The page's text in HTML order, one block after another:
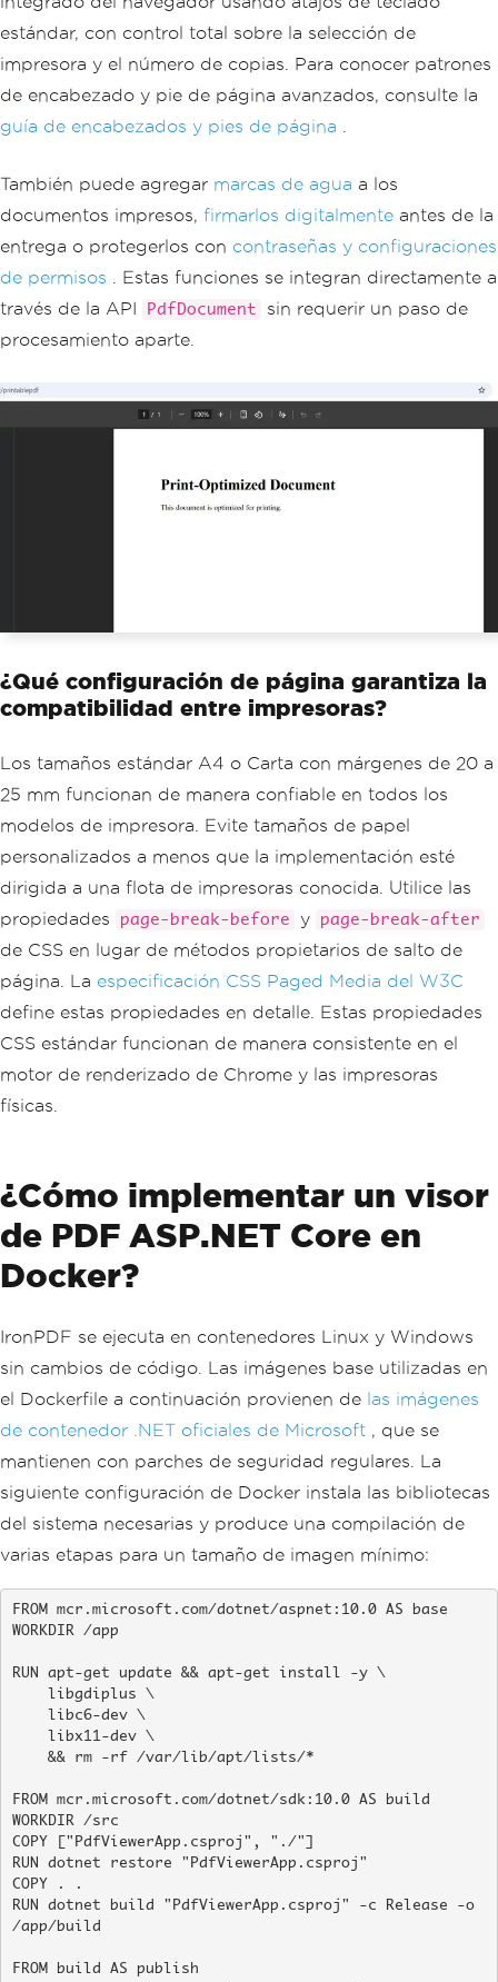
er
= new
TextHeaderFooter
{
{total-pages}" ,
FontSize
=
10
            @media print {
                .no-print { display: n
ak-after: always; }
            }
        <h1>Print-Ready Document</h1>
        <div class='page-break'></div>
cond page.</p>";
estándar, con control total sobre la selección de
impresora y el número de copias. Para conocer patrones
de encabezado y pie de página avanzados, consulte la
guía de encabezados y pies de página .
También puede agregar marcas de agua a los
documentos impresos, firmarlos digitalmente antes de la
entrega o protegerlos con contraseñas y configuraciones
de permisos . Estas funciones se integran directamente a
través de la API
PdfDocument
sin requerir un paso de
procesamiento aparte.
¿Qué configuración de página garantiza la
compatibilidad entre impresoras?
Los tamaños estándar A4 o Carta con márgenes de 20 a
25 mm funcionan de manera confiable en todos los
modelos de impresora. Evite tamaños de papel
personalizados a menos que la implementación esté
dirigida a una flota de impresoras conocida. Utilice las
propiedades
page-break-before y page-break-after
de CSS en lugar de métodos propietarios de salto de
página. La especificación CSS Paged Media del W3C
define estas propiedades en detalle. Estas propiedades
CSS estándar funcionan de manera consistente en el
motor de renderizado de Chrome y las impresoras
físicas.
¿Cómo implementar un visor
de PDF ASP.NET Core en
Docker?
IronPDF se ejecuta en contenedores Linux y Windows
sin cambios de código. Las imágenes base utilizadas en
el Dockerfile a continuación provienen de las imágenes
de contenedor .NET oficiales de Microsoft , que se
mantienen con parches de seguridad regulares. La
siguiente configuración de Docker instala las bibliotecas
del sistema necesarias y produce una compilación de
varias etapas para un tamaño de imagen mínimo:
FROM mcr.microsoft.com/dotnet/aspnet:10.0 AS base
WORKDIR /app
RUN apt-get update && apt-get install -y \
FROM mcr.microsoft.com/dotnet/sdk:10.0 AS build
WORKDIR /src
COPY ["PdfViewerApp.csproj", "./"]
RUN dotnet restore "PdfViewerApp.csproj"
COPY . .
RUN dotnet build "PdfViewerApp.csproj" -c Release -o
/app/build
FROM build AS publish